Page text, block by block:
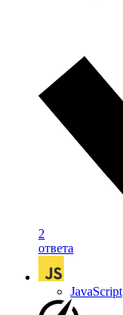
2
ответа
JavaScript